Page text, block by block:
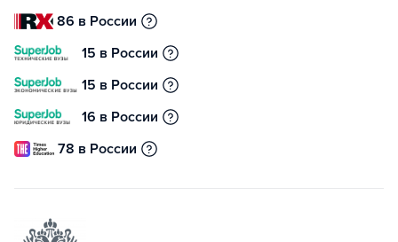
86 в России
15 в России
15 в России
16 в России
78 в России